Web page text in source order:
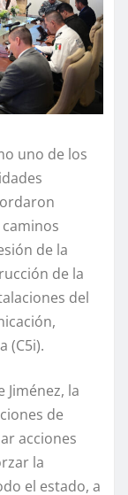
uno de los
de la
de la
del
(C5i).
la
de
acciones
la
el estado, a